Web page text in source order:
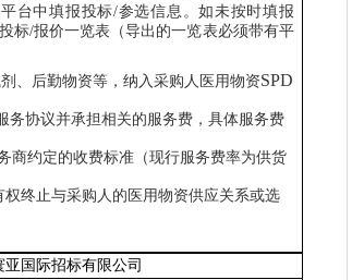
台中填报投标/参选信息。如未按时填报
标/报价一览表（导出的一览表必须带有平
、后勤物资等，纳入采购人医用物资SPD
务协议并承担相关的服务费，具体服务费
商约定的收费标准（现行服务费率为供货
终止与采购人的医用物资供应关系或选
国际招标有限公司